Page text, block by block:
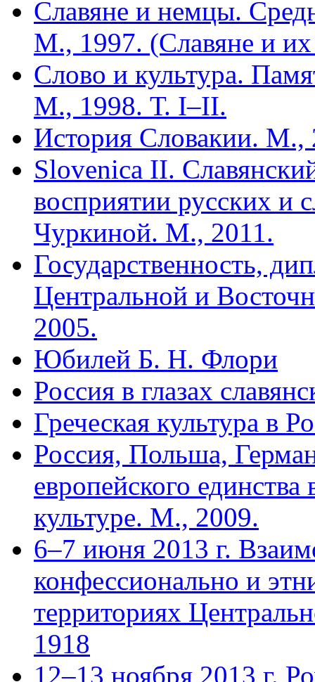
Славяне и немцы.
М., 1997. (Славяне и
Слово и культура.
М., 1998. Т. I–II.
История Словакии. М.,
Slovenica II.
восприятии русских
Чуркиной. М., 2011.
Государственность,
Центральной и
2005.
Юбилей Б. Н. Флори
Россия в глазах
Греческая культура в
Россия, Польша,
европейского
культуре. М., 2009.
6–7 июня 2013 г.
конфессионально и
территориях
1918
12–13 ноября 2013 г.